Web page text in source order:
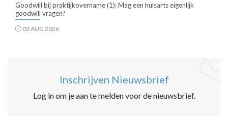
Goodwill bij praktijkovername (1): Mag een huisarts eigenlijk
goodwill vragen?
03 AUG 2026
Inschrijven Nieuwsbrief
Log in om je aan te melden voor de nieuwsbrief.